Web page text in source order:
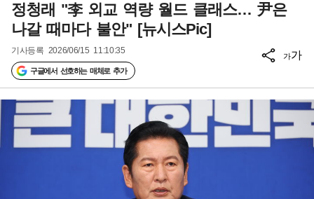
정청래 "李 외교 역량 월드 클래스… 尹은
나갈 때마다 불안" [뉴시스Pic]
기사등록 2026/06/15 11:10:35
구글에서 선호하는 매체로 추가
가가